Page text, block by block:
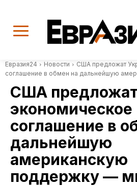
Евразия24 Новости
США предложат
соглашение в обмен на дальнейшую
США
экономическое
соглашение в
дальнейшую
американскую
поддержку —